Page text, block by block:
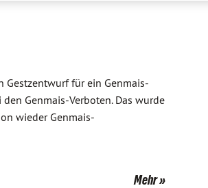
für ein Genmais-
Genmais-Verboten. Das wurde
wieder Genmais-
Mehr